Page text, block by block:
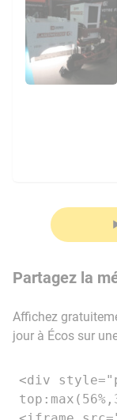
Partagez la
Affichez
jour à Écos sur